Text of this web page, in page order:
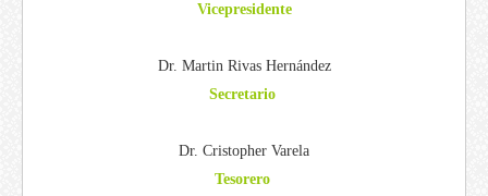
Vicepresidente
Dr. Martin Rivas Hernández
Secretario
Dr. Cristopher Varela
Tesorero